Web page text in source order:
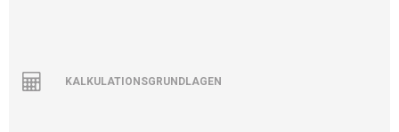
KALKULATIONSGRUNDLAGEN